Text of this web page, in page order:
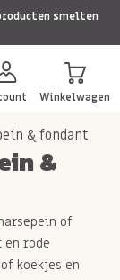
smelten
Winkelwagen
& fondant
&
of
rode
koekjes en